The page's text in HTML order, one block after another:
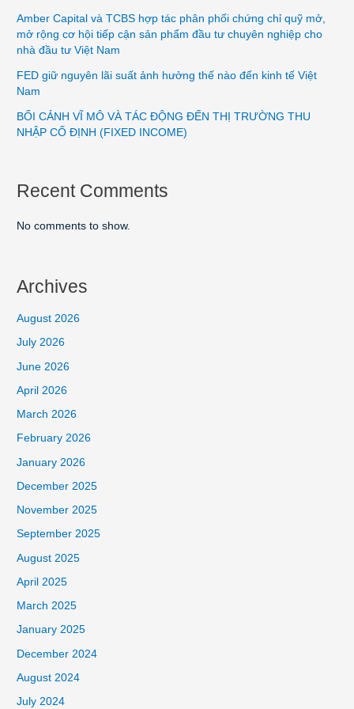
Amber Capital và TCBS hợp tác phân phối chứng chỉ quỹ mở,
mở rộng cơ hội tiếp cận sản phẩm đầu tư chuyên nghiệp cho
nhà đầu tư Việt Nam
FED giữ nguyên lãi suất ảnh hưởng thế nào đến kinh tế Việt
Nam
BỐI CẢNH VĨ MÔ VÀ TÁC ĐỘNG ĐẾN THỊ TRƯỜNG THU
NHẬP CỐ ĐỊNH (FIXED INCOME)
Recent Comments
No comments to show.
Archives
August 2026
July 2026
June 2026
April 2026
March 2026
February 2026
January 2026
December 2025
November 2025
September 2025
August 2025
April 2025
March 2025
January 2025
December 2024
August 2024
July 2024